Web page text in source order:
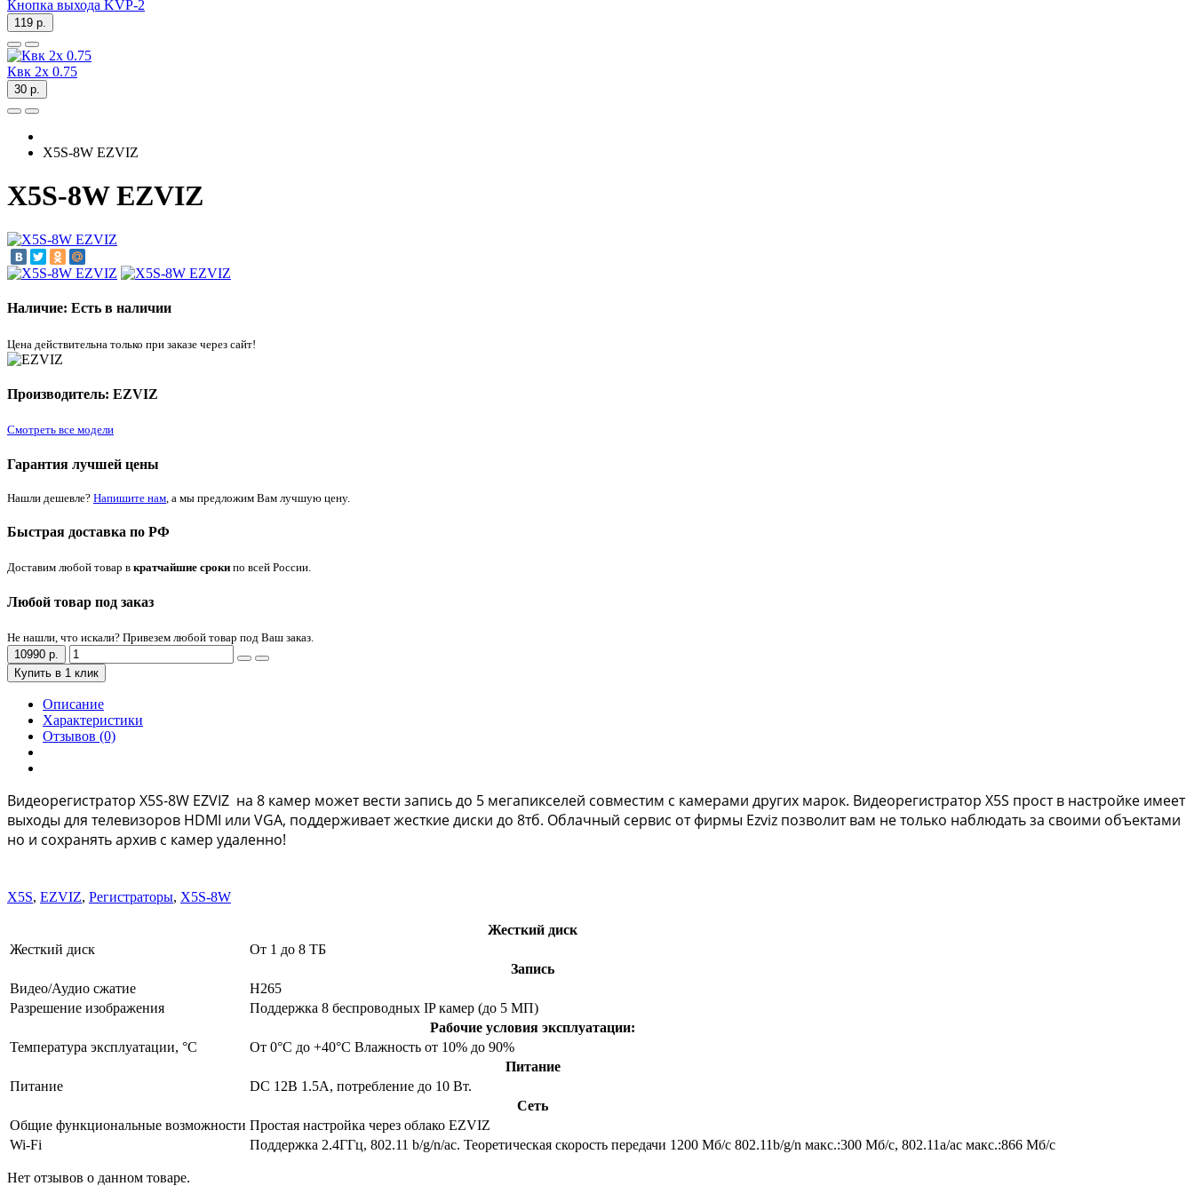
Кнопка выхода KVP-2
119 р.
Квк 2х 0.75
30 р.
X5S-8W EZVIZ
X5S-8W EZVIZ
Наличие: Есть в наличии
Цена действительна только при заказе через сайт!
Производитель: EZVIZ
Смотреть все модели
Гарантия лучшей цены
Нашли дешевле? Напишите нам , а мы предложим Вам лучшую цену.
Быстрая доставка по РФ
Доставим любой товар в кратчайшие сроки по всей России.
Любой товар под заказ
Не нашли, что искали? Привезем любой товар под Ваш заказ.
10990 р.
Купить в 1 клик
Описание
Характеристики
Отзывов (0)
Видеорегистратор X5S-8W EZVIZ на 8 камер может вести запись до 5 мегапикселей совместим с камерами других марок. Видеорегистратор X5S прост в настройке имеет
выходы для телевизоров HDMI или VGA, поддерживает жесткие диски до 8тб. Облачный сервис от фирмы Ezviz позволит вам не только наблюдать за своими объектами
но и сохранять архив с камер удаленно!
X5S, EZVIZ, Регистраторы, X5S-8W
Жесткий диск
Жесткий диск
От 1 до 8 ТБ
Запись
Видео/Аудио сжатие
H265
Разрешение изображения
Поддержка 8 беспроводных IP камер (до 5 МП)
Рабочие условия эксплуатации:
Температура эксплуатации, °C
От 0°C до +40°C Влажность от 10% до 90%
Питание
Питание
DC 12В 1.5A, потребление до 10 Вт.
Сеть
Общие функциональные возможности Простая настройка через облако EZVIZ
Wi-Fi
Поддержка 2.4ГГц, 802.11 b/g/n/ас. Теоретическая скорость передачи 1200 Мб/с 802.11b/g/n макс.:300 Мб/с, 802.11a/ac макс.:866 Мб/с
Нет отзывов о данном товаре.